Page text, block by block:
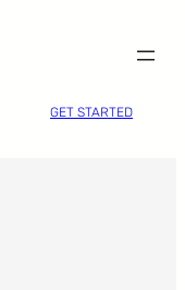
GET STARTED